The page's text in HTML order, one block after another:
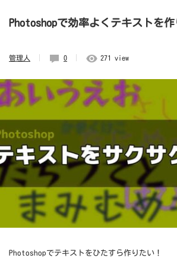
Photoshopで効率よくテキストを作
管理人 0 271 view
Photoshopでテキストをひたすら作りたい！